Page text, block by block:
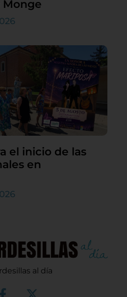
Monge
el inicio de las
en
al día